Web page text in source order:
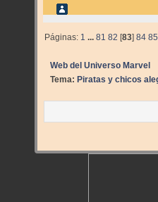
Páginas: 1 ...81 82 [83]84 85
Web del Universo Marvel
Tema: Piratas y chicos